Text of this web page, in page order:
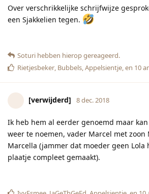
Over verschrikkelijke schrijfwijze
een Sjakkelien tegen.
Soturi hebben hierop gereageerd.
Rietjesbeker, Bubbels,Appelsientje, en 10
[verwijderd] 8 dec. 2018
Ik heb hem al eerder genoemd maar
weer te noemen, vader Marcel met
Marcella (jammer dat moeder geen Lola
plaatje compleet gemaakt).